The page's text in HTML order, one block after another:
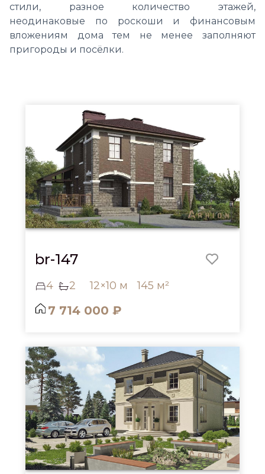
стили, разное количество этажей,
неодинаковые по роскоши и финансовым
вложениям дома тем не менее заполняют
пригороды и посёлки.
br-147
4 2 12×10 м 145 м²
7 714 000 ₽